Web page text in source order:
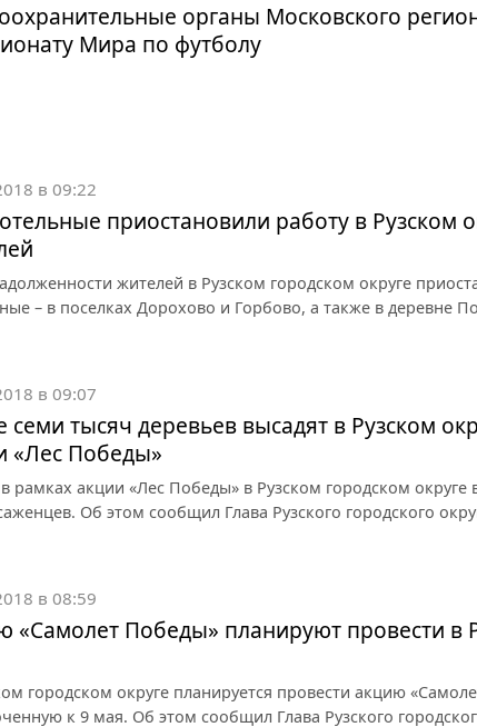
органы Московского
Мира по футболу
в 09:22
приостановили работу в Рузском
жителей в Рузском городском округе
– в поселках Дорохово и Горбово, а также в деревне
в 09:07
семи тысяч деревьев высадят в Рузском
«Лес Победы»
рамках акции «Лес Победы» в Рузском городском округе
Об этом сообщил Глава Рузского городского
в 08:59
«Самолет Победы» планируют провести в
городском округе планируется провести акцию
к 9 мая. Об этом сообщил Глава Рузского